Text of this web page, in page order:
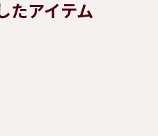
たアイテム